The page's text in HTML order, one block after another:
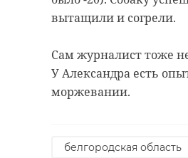
вытащили и согрели.
Сам журналист тоже
У Александра есть
моржевании.
белгородская область